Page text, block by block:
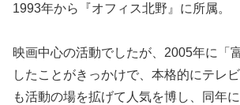
1993年から『オフィス北野』に所属。
映画中心の活動でしたが、2005年に「
したことがきっかけで、本格的にテレ
も活動の場を拡げて人気を博し、同年